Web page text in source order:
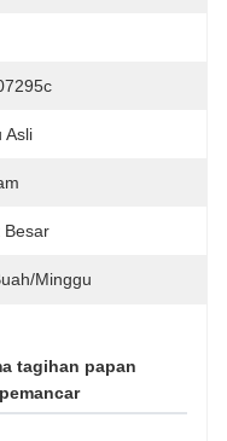
Asli
Besar
minggu
tagihan papan